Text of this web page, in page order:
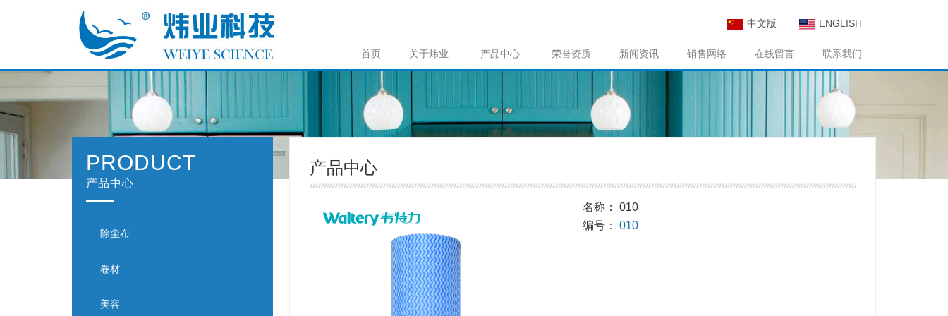
ENGLISH
中文版
首页 关于炜业 产品中心 荣誉资质 新闻资讯 销售网络 在线留言 联系我们
产品中心
名称： 010
编号： 010
PRODUCT
产品中心
除尘布
卷材
美容